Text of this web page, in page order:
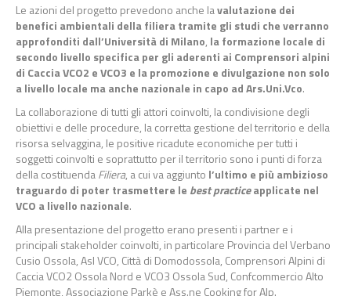
Le azioni del progetto prevedono anche lavalutazione dei
benefici ambientali della filiera tramite gli studi che verranno
approfonditi dall’Università di Milano, la formazione locale di
secondo livello specifica per gli aderenti ai Comprensori alpini
di Caccia VCO2 e VCO3 e la promozione e divulgazione non solo
a livello locale ma anche nazionale in capo ad Ars.Uni.Vco.
La collaborazione di tutti gli attori coinvolti, la condivisione degli
obiettivi e delle procedure, la corretta gestione del territorio e della
risorsa selvaggina, le positive ricadute economiche per tutti i
soggetti coinvolti e soprattutto per il territorio sono i punti di forza
della costituendaFiliera, a cui va aggiunto l’ultimo e più ambizioso
traguardo di poter trasmettere le best practiceapplicate nel
VCO a livello nazionale.
Alla presentazione del progetto erano presenti i partner e i
principali stakeholder coinvolti, in particolare Provincia del Verbano
Cusio Ossola, Asl VCO, Città di Domodossola, Comprensori Alpini di
Caccia VCO2 Ossola Nord e VCO3 Ossola Sud, Confcommercio Alto
Piemonte, Associazione Parkè e Ass.ne Cooking for Alp.